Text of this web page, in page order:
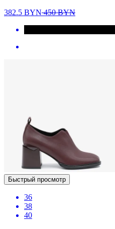
382.5 BYN450BYN
Быстрый просмотр
36
38
40